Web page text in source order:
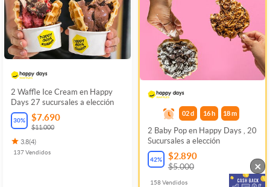
2 Waffle Ice Cream en Happy
Days 27 sucursales a elección
30% $7.690
$11.000
3.8(4)
137Vendidos
02 d 16 h 18m
2 Baby Pop en Happy Days , 20
Sucursales a elección
42% $2.890
$5.000
158Vendidos
×